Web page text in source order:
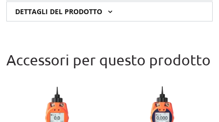
DETTAGLI DEL PRODOTTO
Accessori per questo prodotto